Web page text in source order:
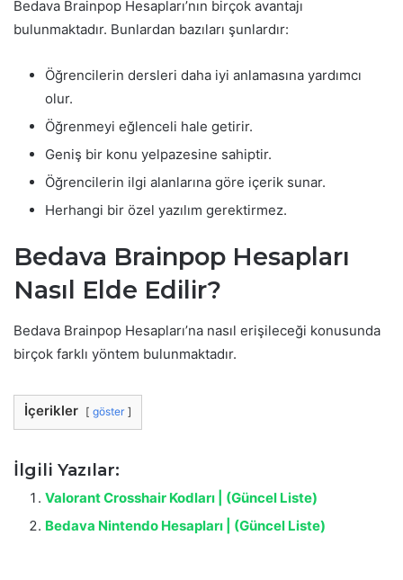
Bedava Brainpop Hesapları’nın birçok avantajı
bulunmaktadır. Bunlardan bazıları şunlardır:
Öğrencilerin dersleri daha iyi anlamasına yardımcı
olur.
Öğrenmeyi eğlenceli hale getirir.
Geniş bir konu yelpazesine sahiptir.
Öğrencilerin ilgi alanlarına göre içerik sunar.
Herhangi bir özel yazılım gerektirmez.
Bedava Brainpop Hesapları
Nasıl Elde Edilir?
Bedava Brainpop Hesapları’na nasıl erişileceği konusunda
birçok farklı yöntem bulunmaktadır.
İçerikler göster
İlgili Yazılar:
Valorant Crosshair Kodları | (Güncel Liste)
Bedava Nintendo Hesapları | (Güncel Liste)